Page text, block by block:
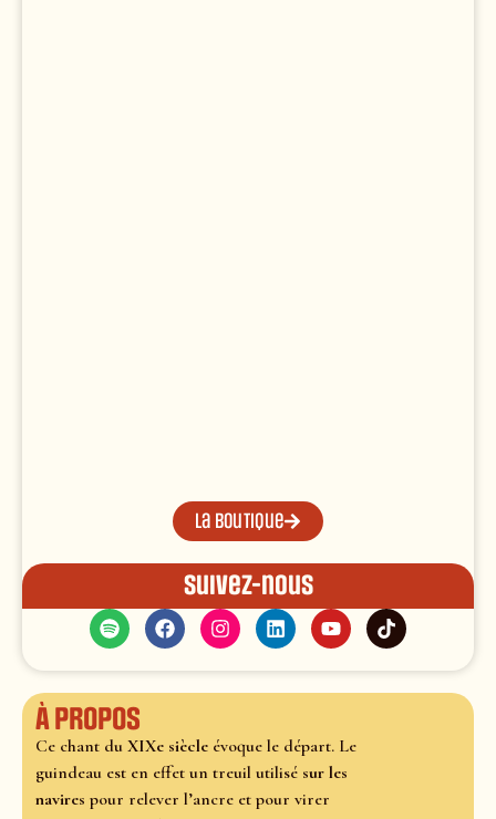
La boutique
Suivez-nous
À propos
Ce chant du XIXe siècle évoque le départ. Le
guindeau est en effet un treuil utilisé sur les
navires pour relever l’ancre et pour virer